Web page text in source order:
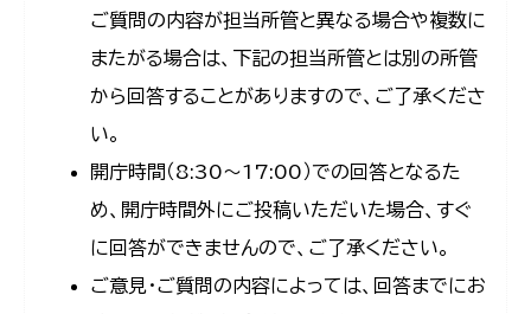
ご質問の内容が担当所管と異なる場合や複数に
またがる場合は、下記の担当所管とは別の所管
から回答することがありますので、ご了承くださ
い。
開庁時間（8:30〜17:00）での回答となるた
め、開庁時間外にご投稿いただいた場合、すぐ
に回答ができませんので、ご了承ください。
ご意見・ご質問の内容によっては、回答までにお